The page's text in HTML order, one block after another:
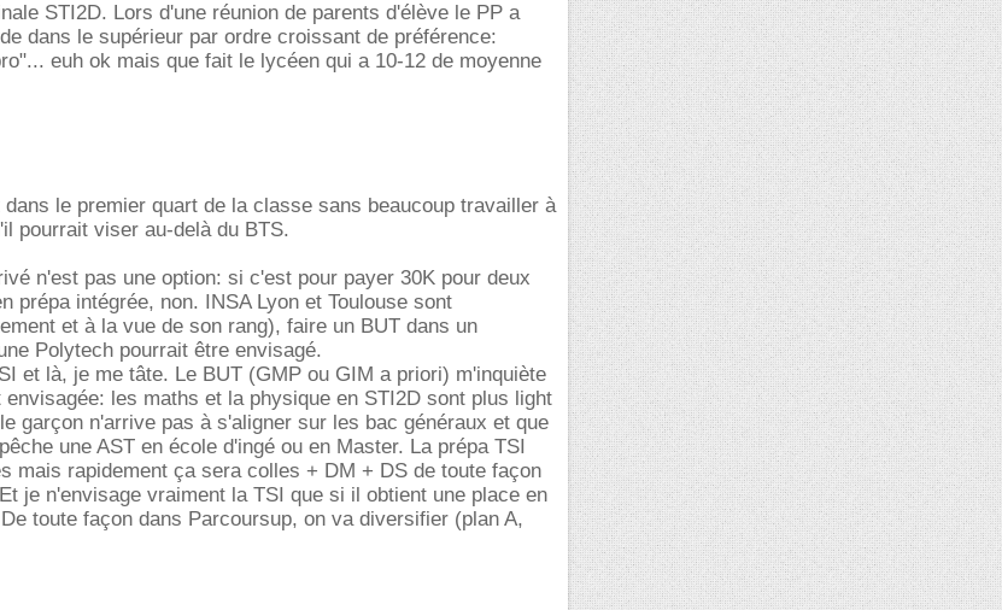
STI2D. Lors d'une réunion de parents d'élève le PP a
dans le supérieur par ordre croissant de préférence:
euh ok mais que fait le lycéen qui a 10-12 de moyenne
le premier quart de la classe sans beaucoup travailler à
pourrait viser au-delà du BTS.
n'est pas une option: si c'est pour payer 30K pour deux
prépa intégrée, non. INSA Lyon et Toulouse sont
et à la vue de son rang), faire un BUT dans un
Polytech pourrait être envisagé.
et là, je me tâte. Le BUT (GMP ou GIM a priori) m'inquiète
les maths et la physique en STI2D sont plus light
garçon n'arrive pas à s'aligner sur les bac généraux et que
une AST en école d'ingé ou en Master. La prépa TSI
mais rapidement ça sera colles + DM + DS de toute façon
je n'envisage vraiment la TSI que si il obtient une place en
toute façon dans Parcoursup, on va diversifier (plan A,